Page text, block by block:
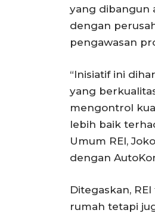
yang dibangun
dengan
pengawasan
“Inisiatif ini
yang
mengontrol
lebih baik
Umum REI,
dengan
Ditegaskan,
rumah tetapi